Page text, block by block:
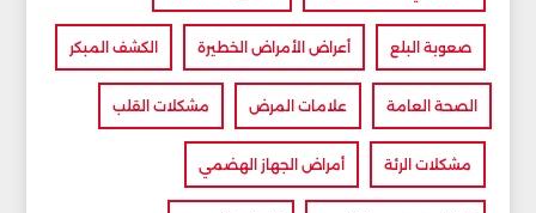
صعوبة البلع أعراض الأمراض الخطيرة الكشف المبكر
الصحة العامة علامات المرض مشكلات القلب
مشكلات الرئة أمراض الجهاز الهضمي